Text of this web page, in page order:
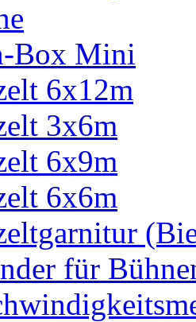
Box Mini
6x12m
3x6m
6x9m
6x6m
für